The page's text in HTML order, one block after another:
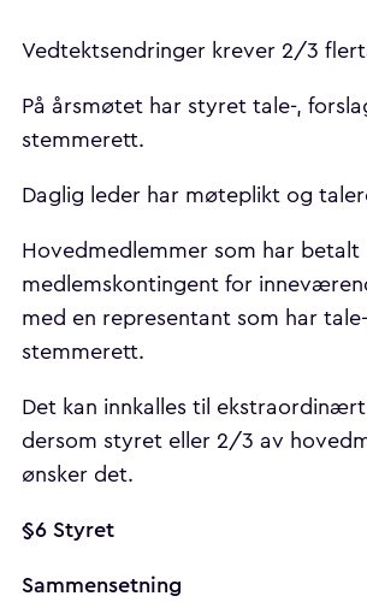
Vedtektsendringer krever 2/3
På årsmøtet har styret tale-,
stemmerett.
Daglig leder har møteplikt og
Hovedmedlemmer som har betalt
medlemskontingent for
med en representant som har
stemmerett.
Det kan innkalles til
dersom styret eller 2/3 av
ønsker det.
§6 Styret
Sammensetning